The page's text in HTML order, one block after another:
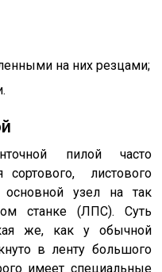
на них резцами;
пилой часто
сортового, листового
узел на так
станке (ЛПС). Суть
же, как у обычной
в ленту большого
имеет специальные